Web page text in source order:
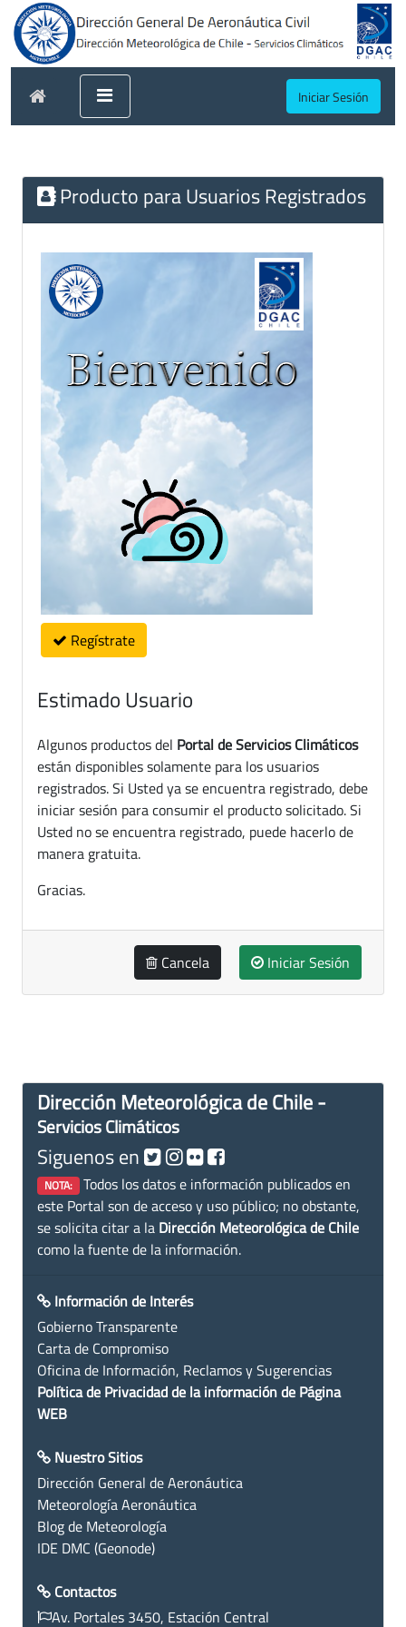
Iniciar Sesión
Producto para Usuarios Registrados
Regístrate
Estimado Usuario
Algunos productos del Portal de Servicios Climáticos
están disponibles solamente para los usuarios
registrados. Si Usted ya se encuentra registrado, debe
iniciar sesión para consumir el producto solicitado. Si
Usted no se encuentra registrado, puede hacerlo de
manera gratuita.
Gracias.
Cancela Iniciar Sesión
Dirección Meteorológica de Chile -
Servicios Climáticos
Siguenos en
NOTA: Todos los datos e información publicados en
este Portal son de acceso y uso público; no obstante,
se solicita citar a la Dirección Meteorológica de Chile
como la fuente de la información.
Información de Interés
Gobierno Transparente
Carta de Compromiso
Oficina de Información, Reclamos y Sugerencias
Política de Privacidad de la información de Página
WEB
Nuestro Sitios
Dirección General de Aeronáutica
Meteorología Aeronáutica
Blog de Meteorología
IDE DMC (Geonode)
Contactos
Av. Portales 3450, Estación Central